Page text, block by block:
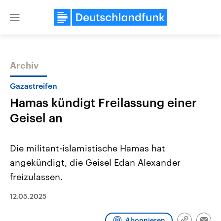
Close
Themen
Landtagswahl Sachsen-Anhalt
2026
Sachsen-Anhalt wählt am 6.
Bundesland von einer Koalition aus
den mächtigsten Ländern
mit großem Einfluss auf
Archiv
Gazastreifen
Hamas kündigt Freilassung einer
Geisel an
Die militant-islamistische Hamas hat
angekündigt, die Geisel Edan Alexander
freizulassen.
12.05.2025